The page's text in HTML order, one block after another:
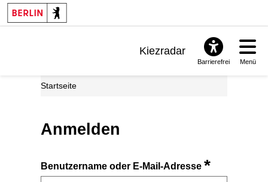
Kiezradar
Barrierefrei Menü
Startseite
Anmelden
Benutzername oder E-Mail-Adresse*